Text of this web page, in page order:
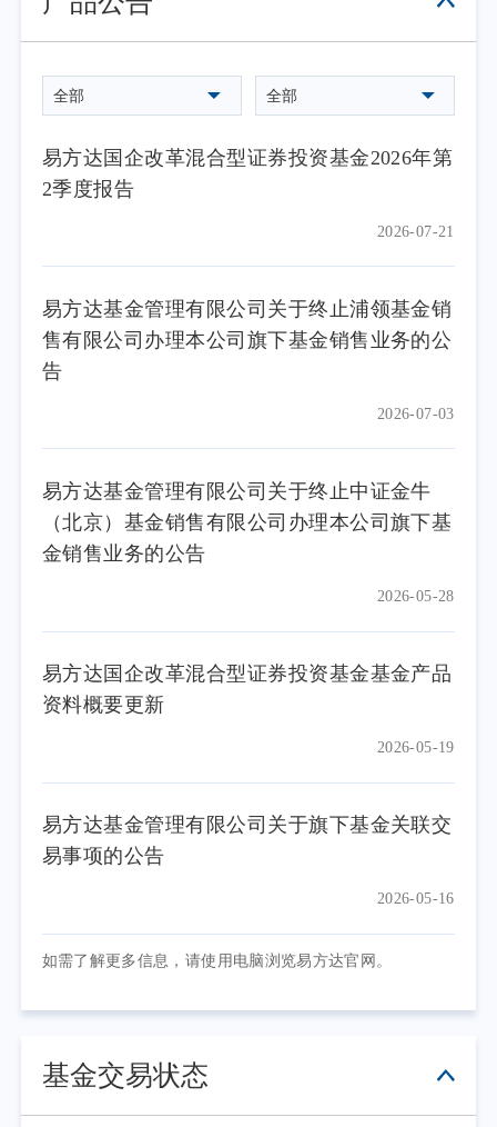
全部 全部
易方达国企改革混合型证券投资基金2026年第
2季度报告
2026-07-21
易方达基金管理有限公司关于终止浦领基金销
售有限公司办理本公司旗下基金销售业务的公
告
2026-07-03
易方达基金管理有限公司关于终止中证金牛
（北京）基金销售有限公司办理本公司旗下基
金销售业务的公告
2026-05-28
易方达国企改革混合型证券投资基金基金产品
资料概要更新
2026-05-19
易方达基金管理有限公司关于旗下基金关联交
易事项的公告
2026-05-16
如需了解更多信息，请使用电脑浏览易方达官网。
基金交易状态